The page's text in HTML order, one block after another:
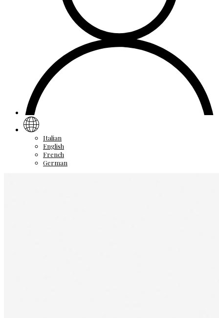
Italian
English
French
German